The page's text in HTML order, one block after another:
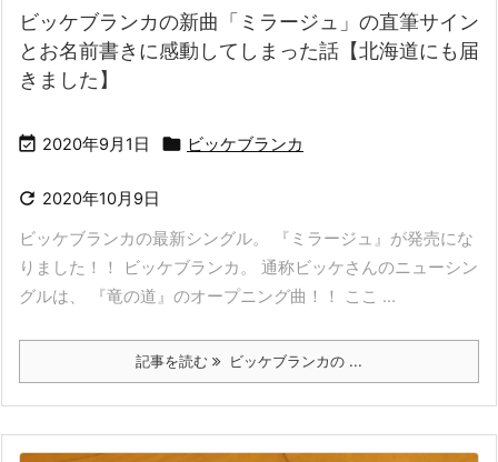
ビッケブランカの新曲「ミラージュ」の直筆サイン
とお名前書きに感動してしまった話【北海道にも届
きました】
 2020年9月1日  ビッケブランカ
 2020年10月9日
ビッケブランカの最新シングル。 『ミラージュ』が発売にな
りました！！ ビッケブランカ。 通称ビッケさんのニューシン
グルは、 『竜の道』のオープニング曲！！ ここ ...
記事を読む ビッケブランカの ...